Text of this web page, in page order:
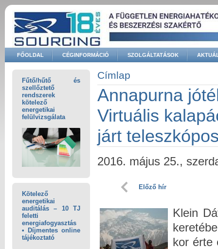
Ugrás a tartalomra
FŐOLDAL CÉGINFORMÁCIÓ SZOLGÁLTATÁSOK
Keresés űrlap
Fűtő/hűtő és
szellőztető
rendszerek
kötelező
energetikai
felülvizsgálata
Kötelező
energetikai
auditálás – 10 TJ
feletti
energiafogyasztás
• Díjmentes online
tájékoztató
Jelenlegi hely
Címlap
Annapurna
Virtuális
járt
2016. május 25.,
Előző hír
Klein
kor érte